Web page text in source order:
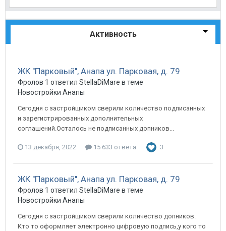
Активность
ЖК "Парковый", Анапа ул. Парковая, д. 79
Фролов 1 ответил StellaDiMare в теме
Новостройки Анапы
Сегодня с застройщиком сверили количество подписанных
и зарегистрированных дополнительных
соглашений.Осталось не подписанных допников...
13 декабря, 2022 15 633 ответа 3
ЖК "Парковый", Анапа ул. Парковая, д. 79
Фролов 1 ответил StellaDiMare в теме
Новостройки Анапы
Сегодня с застройщиком сверили количество допников.
Кто то оформляет электронно цифровую подпись,у кого то